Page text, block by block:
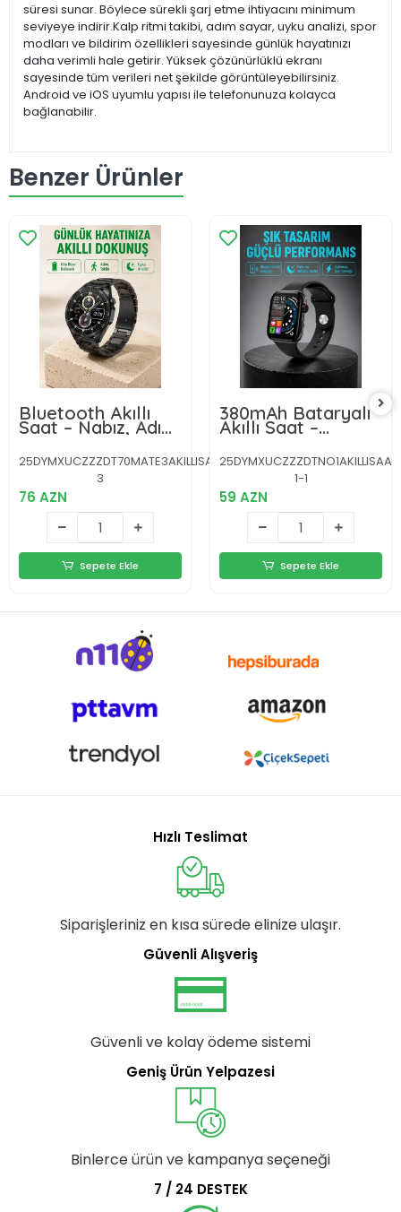
süresi sunar. Böylece sürekli şarj etme ihtiyacını minimum
seviyeye indirir.Kalp ritmi takibi, adım sayar, uyku analizi, spor
modları ve bildirim özellikleri sayesinde günlük hayatınızı
daha verimli hale getirir. Yüksek çözünürlüklü ekranı
sayesinde tüm verileri net şekilde görüntüleyebilirsiniz.
Android ve iOS uyumlu yapısı ile telefonunuza kolayca
bağlanabilir.
Benzer Ürünler
Bluetooth Akıllı
Saat – Nabız, Adım
Sayar, Uyku Takibi
ve Spor Modlarıyla
Akıllı Yaşam
25DYMXUCZZZDT70MATE3AKILLISAAT-
3
76 AZN
Sepete Ekle
380mAh Bataryalı
Akıllı Saat –
Arama, Bildirim,
AOD Ekran ve
Uzun Pil Ömrü
1-1
59 AZN
Sepete Ekle
Hızlı Teslimat
Siparişleriniz en kısa sürede elinize ulaşır.
Güvenli Alışveriş
Güvenli ve kolay ödeme sistemi
Geniş Ürün Yelpazesi
Binlerce ürün ve kampanya seçeneği
7 / 24 DESTEK